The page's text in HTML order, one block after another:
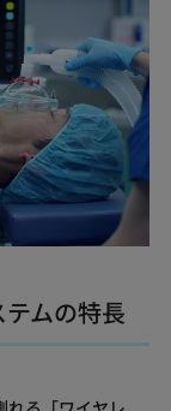
ムの特長